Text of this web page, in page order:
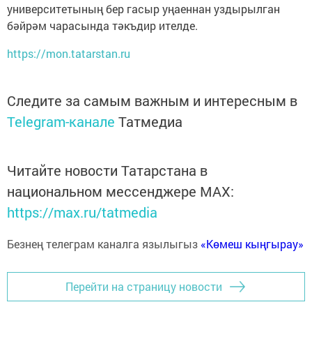
университетының бер гасыр уңаеннан уздырылган
бәйрәм чарасында тәкъдир ителде.
https://mon.tatarstan.ru
Следите за самым важным и интересным в
Telegram-канале Татмедиа
Читайте новости Татарстана в
национальном мессенджере MАХ:
https://max.ru/tatmedia
Безнең телеграм каналга язылыгыз «Көмеш кыңгырау»
Перейти на страницу новости